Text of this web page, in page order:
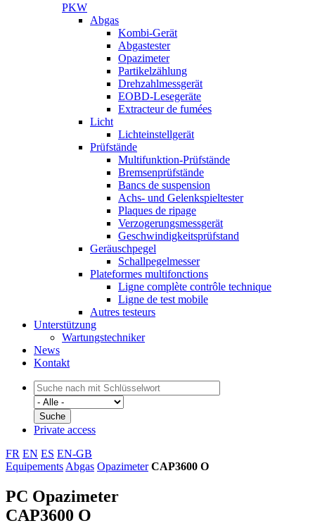
PKW
GammeAbgas
Kombi-Gerät
Abgastester
Opazimeter
Partikelzählung
Drehzahlmessgerät
EOBD-Lesegeräte
Extracteur de fumées
Licht
Lichteinstellgerät
Prüfstände
Multifunktion-Prüfstände
Bremsenprüfstände
Bancs de suspension
Achs- und Gelenkspieltester
Plaques de ripage
Verzogerungsmessgerät
Geschwindigkeitsprüfstand
Geräuschpegel
Schallpegelmesser
Plateformes multifonctions
Ligne complète contrôle technique
Ligne de test mobile
Autres testeurs
Unterstützung
Wartungstechniker
News
Kontakt
Private access
FR EN ES EN-GB
Equipements Abgas Opazimeter CAP3600 O
PC Opazimeter
CAP3600 O